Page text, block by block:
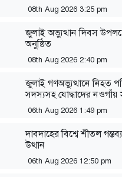
08th Aug 2026 3:25 pm
জুলাই অভ্যুত্থান দিবস
অনুষ্ঠিত
08th Aug 2026 2:40 pm
জুলাই গণঅভ্যুত্থানে নিহত
সদস্যসহ যোদ্ধাদের নওগাঁয়
06th Aug 2026 1:49 pm
দাবদাহের বিশ্বে শীতল
উত্থান
06th Aug 2026 12:50 pm